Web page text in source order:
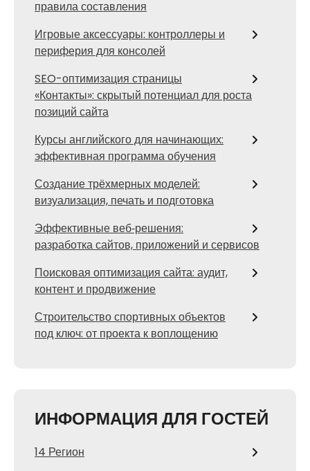
правила составления
Игровые аксессуары: контроллеры и
периферия для консолей
SEO-оптимизация страницы
«Контакты»: скрытый потенциал для роста
позиций сайта
Курсы английского для начинающих:
эффективная программа обучения
Создание трёхмерных моделей:
визуализация, печать и подготовка
Эффективные веб‑решения:
разработка сайтов, приложений и сервисов
Поисковая оптимизация сайта: аудит,
контент и продвижение
Строительство спортивных объектов
под ключ: от проекта к воплощению
ИНФОРМАЦИЯ ДЛЯ ГОСТЕЙ
14 Регион